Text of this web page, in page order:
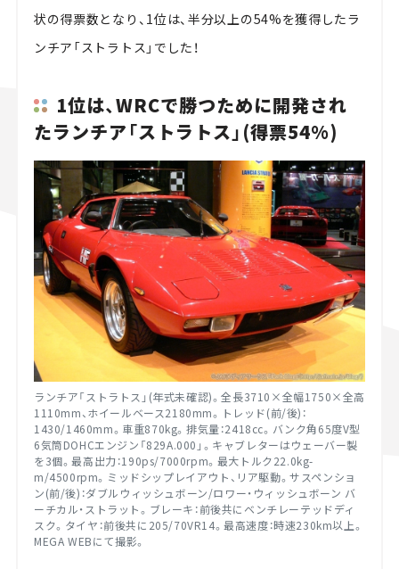
状の得票数となり、1位は、半分以上の54%を獲得したラ
ンチア「ストラトス」でした！
1位は、WRCで勝つために開発され
たランチア「ストラトス」(得票54%)
ランチア「ストラトス」(年式未確認)。全長3710×全幅1750×全高
1110mm、ホイールベース2180mm。トレッド(前/後)：
1430/1460mm。車重870kg。排気量：2418cc。バンク角65度V型
6気筒DOHCエンジン「829A.000」。キャブレターはウェーバー製
を3個。最高出力：190ps/7000rpm。最大トルク22.0kg-
m/4500rpm。ミッドシップレイアウト、リア駆動。サスペンショ
ン(前/後)：ダブルウィッシュボーン/ロワー・ウィッシュボーン バ
ーチカル・ストラット。ブレーキ：前後共にベンチレーテッドディ
スク。タイヤ：前後共に205/70VR14。最高速度：時速230km以上。
MEGA WEBにて撮影。